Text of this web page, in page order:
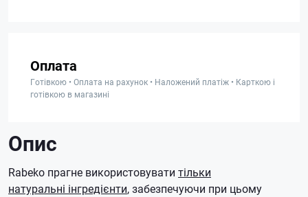
Оплата
Готівкою • Оплата на рахунок • Наложений платіж • Карткою і
готівкою в магазині
Опис
Rabeko прагне використовувати тільки
натуральні інгредієнти, забезпечуючи при цьому